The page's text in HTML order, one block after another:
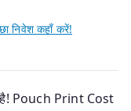
निवेश कहाँ करें!
है! Pouch Print Cost